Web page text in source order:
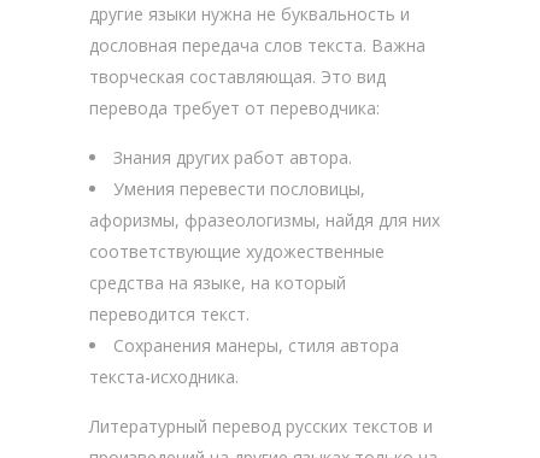
другие языки нужна не буквальность и
дословная передача слов текста. Важна
творческая составляющая. Это вид
перевода требует от переводчика:
Знания других работ автора.
Умения перевести пословицы,
афоризмы, фразеологизмы, найдя для них
соответствующие художественные
средства на языке, на который
переводится текст.
Сохранения манеры, стиля автора
текста-исходника.
Литературный перевод русских текстов и